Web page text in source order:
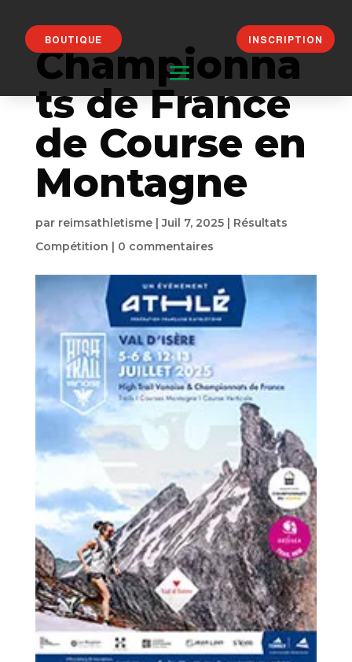
BOUTIQUE INSCRIPTION
Championna
ts de France
de Course en
Montagne
par reimsathletisme|Juil 7, 2025| Résultats
Compétition | 0 commentaires